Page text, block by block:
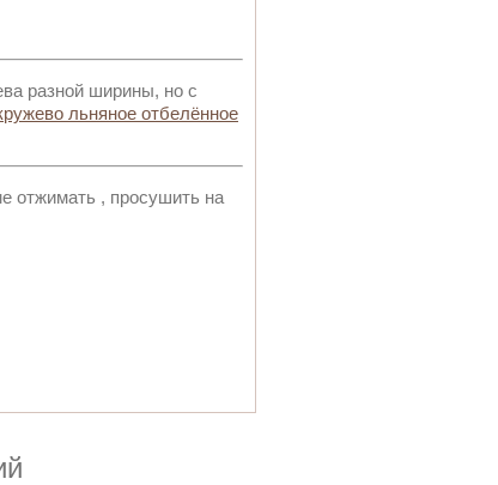
разной ширины, но с
льняное отбелённое
отжимать , просушить на